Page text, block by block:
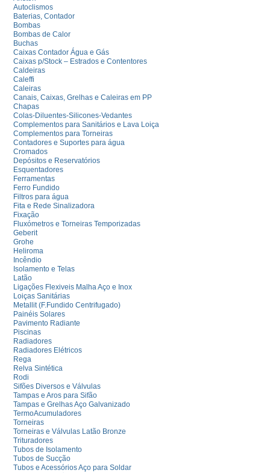
Autoclismos
Baterias, Contador
Bombas
Bombas de Calor
Buchas
Caixas Contador Água e Gás
Caixas p/Stock – Estrados e Contentores
Caldeiras
Caleffi
Caleiras
Canais, Caixas, Grelhas e Caleiras em PP
Chapas
Colas-Diluentes-Silicones-Vedantes
Complementos para Sanitários e Lava Loiça
Complementos para Torneiras
Contadores e Suportes para água
Cromados
Depósitos e Reservatórios
Esquentadores
Ferramentas
Ferro Fundido
Filtros para água
Fita e Rede Sinalizadora
Fixação
Fluxómetros e Torneiras Temporizadas
Geberit
Grohe
Heliroma
Incêndio
Isolamento e Telas
Latão
Ligações Flexiveis Malha Aço e Inox
Loiças Sanitárias
Metallit (F.Fundido Centrifugado)
Painéis Solares
Pavimento Radiante
Piscinas
Radiadores
Radiadores Elétricos
Rega
Relva Sintética
Rodi
Sifões Diversos e Válvulas
Tampas e Aros para Sifão
Tampas e Grelhas Aço Galvanizado
TermoAcumuladores
Torneiras
Torneiras e Válvulas Latão Bronze
Trituradores
Tubos de Isolamento
Tubos de Sucção
Tubos e Acessórios Aço para Soldar